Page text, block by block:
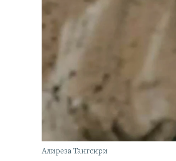
Алиреза Тангсири